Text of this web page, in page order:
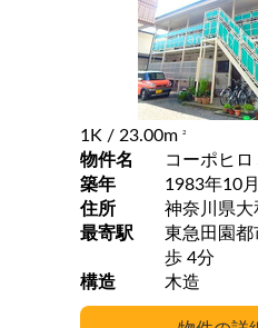
1K / 23.00m 2
物件名
コーポヒロ
築年
1983年10月
住所
神奈川県大
最寄駅
東急田園都市
歩 4分
構造
木造